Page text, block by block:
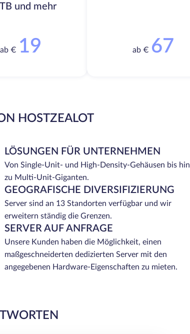
und mehr
ab € 19 ab € 67
HOSTZEALOT
LÖSUNGEN FÜR UNTERNEHMEN
Von Single-Unit- und High-Density-Gehäusen bis hin
zu Multi-Unit-Giganten.
GEOGRAFISCHE DIVERSIFIZIERUNG
Server sind an 13 Standorten verfügbar und wir
erweitern ständig die Grenzen.
SERVER AUF ANFRAGE
Unsere Kunden haben die Möglichkeit, einen
maßgeschneiderten dedizierten Server mit den
angegebenen Hardware-Eigenschaften zu mieten.